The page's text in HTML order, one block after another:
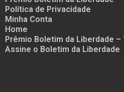
Política de Privacidade
Minha Conta
Home
Prêmio Boletim da Liberdade –
Assine o Boletim da Liberdade